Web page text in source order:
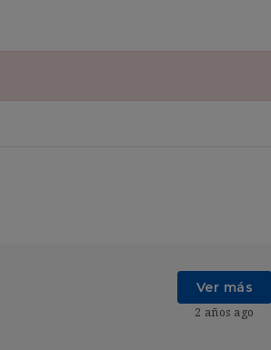
Ver más
2 años ago